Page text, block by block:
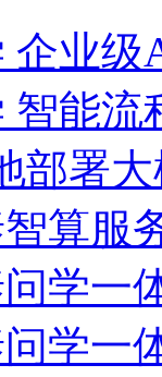
业级
智能流
部署
算服
学一
学一